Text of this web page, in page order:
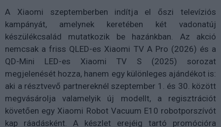
A Xiaomi szeptemberben indítja el őszi televíziós
kampányát, amelynek keretében két vadonatúj
készülékcsalád mutatkozik be hazánkban. Az akció
nemcsak a friss QLED-es Xiaomi TV A Pro (2026) és a
QD-Mini LED-es Xiaomi TV S (2025) sorozat
megjelenését hozza, hanem egy különleges ajándékot is:
aki a résztvevő partnereknél szeptember 1. és 30. között
megvásárolja valamelyik új modellt, a regisztrációt
követően egy Xiaomi Robot Vacuum E10 robotporszívót
kap ráadásként. A készlet erejéig tartó promócióra